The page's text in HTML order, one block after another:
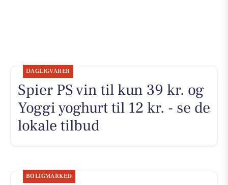
DAGLIGVARER
Spier PS vin til kun 39 kr. og
Yoggi yoghurt til 12 kr. - se de
lokale tilbud
BOLIGMARKED